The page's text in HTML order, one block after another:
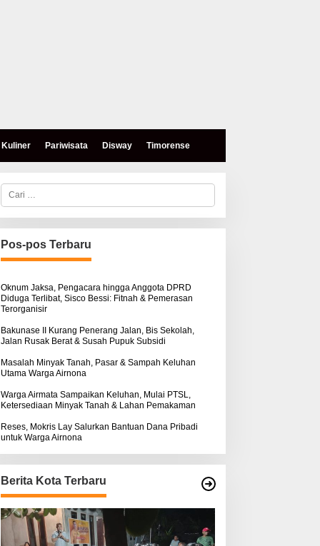
Kuliner Pariwisata Disway Timorense
Mokris Lay Salurkan
Warga Airnona
Hukum Kasus Sebastian
Bokol Sarat Rekayasa
C
r
i
u
n
u
:
Pos-pos Terbaru
Oknum Jaksa, Pengacara hingga Anggota DPRD
Diduga Terlibat, Sisco Bessi: Fitnah & Pemerasan
Terorganisir
Bakunase II Kurang Penerang Jalan, Bis Sekolah,
Jalan Rusak Berat & Susah Pupuk Subsidi
Masalah Minyak Tanah, Pasar & Sampah Keluhan
Utama Warga Airnona
Warga Airmata Sampaikan Keluhan, Mulai PTSL,
Ketersediaan Minyak Tanah & Lahan Pemakaman
Reses, Mokris Lay Salurkan Bantuan Dana Pribadi
untuk Warga Airnona
Berita Kota Terbaru